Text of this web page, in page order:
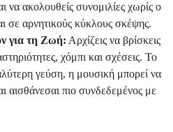
να ακολουθείς συνομιλίες χωρίς ο
σε αρνητικούς κύκλους σκέψης.
για τη Ζωή: Αρχίζεις να βρίσκεις
χόμπι και σχέσεις. Το
γεύση, η μουσική μπορεί να
αισθάνεσαι πιο συνδεδεμένος με